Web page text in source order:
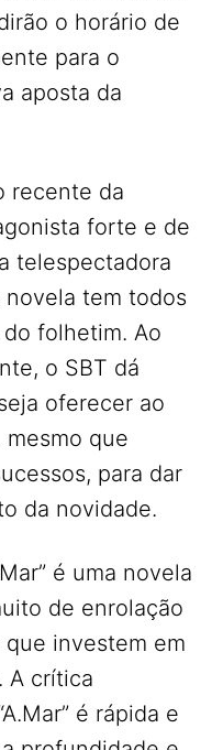
o horário de
para o
aposta da
recente da
forte e de
telespectadora
novela tem todos
folhetim. Ao
o SBT dá
oferecer ao
que
para dar
da novidade.
é uma novela
de enrolação
investem em
A crítica
é rápida e